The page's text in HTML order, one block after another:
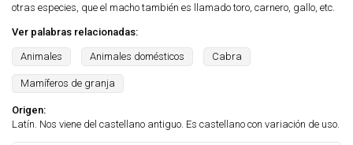
otras especies, que el macho también es llamado toro, carnero, gallo, etc.
Ver palabras relacionadas:
Animales Animales domésticos Cabra
Mamíferos de granja
Origen:
Latín. Nos viene del castellano antiguo. Es castellano con variación de uso.